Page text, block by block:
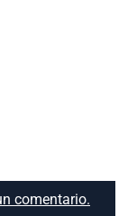
comentario.